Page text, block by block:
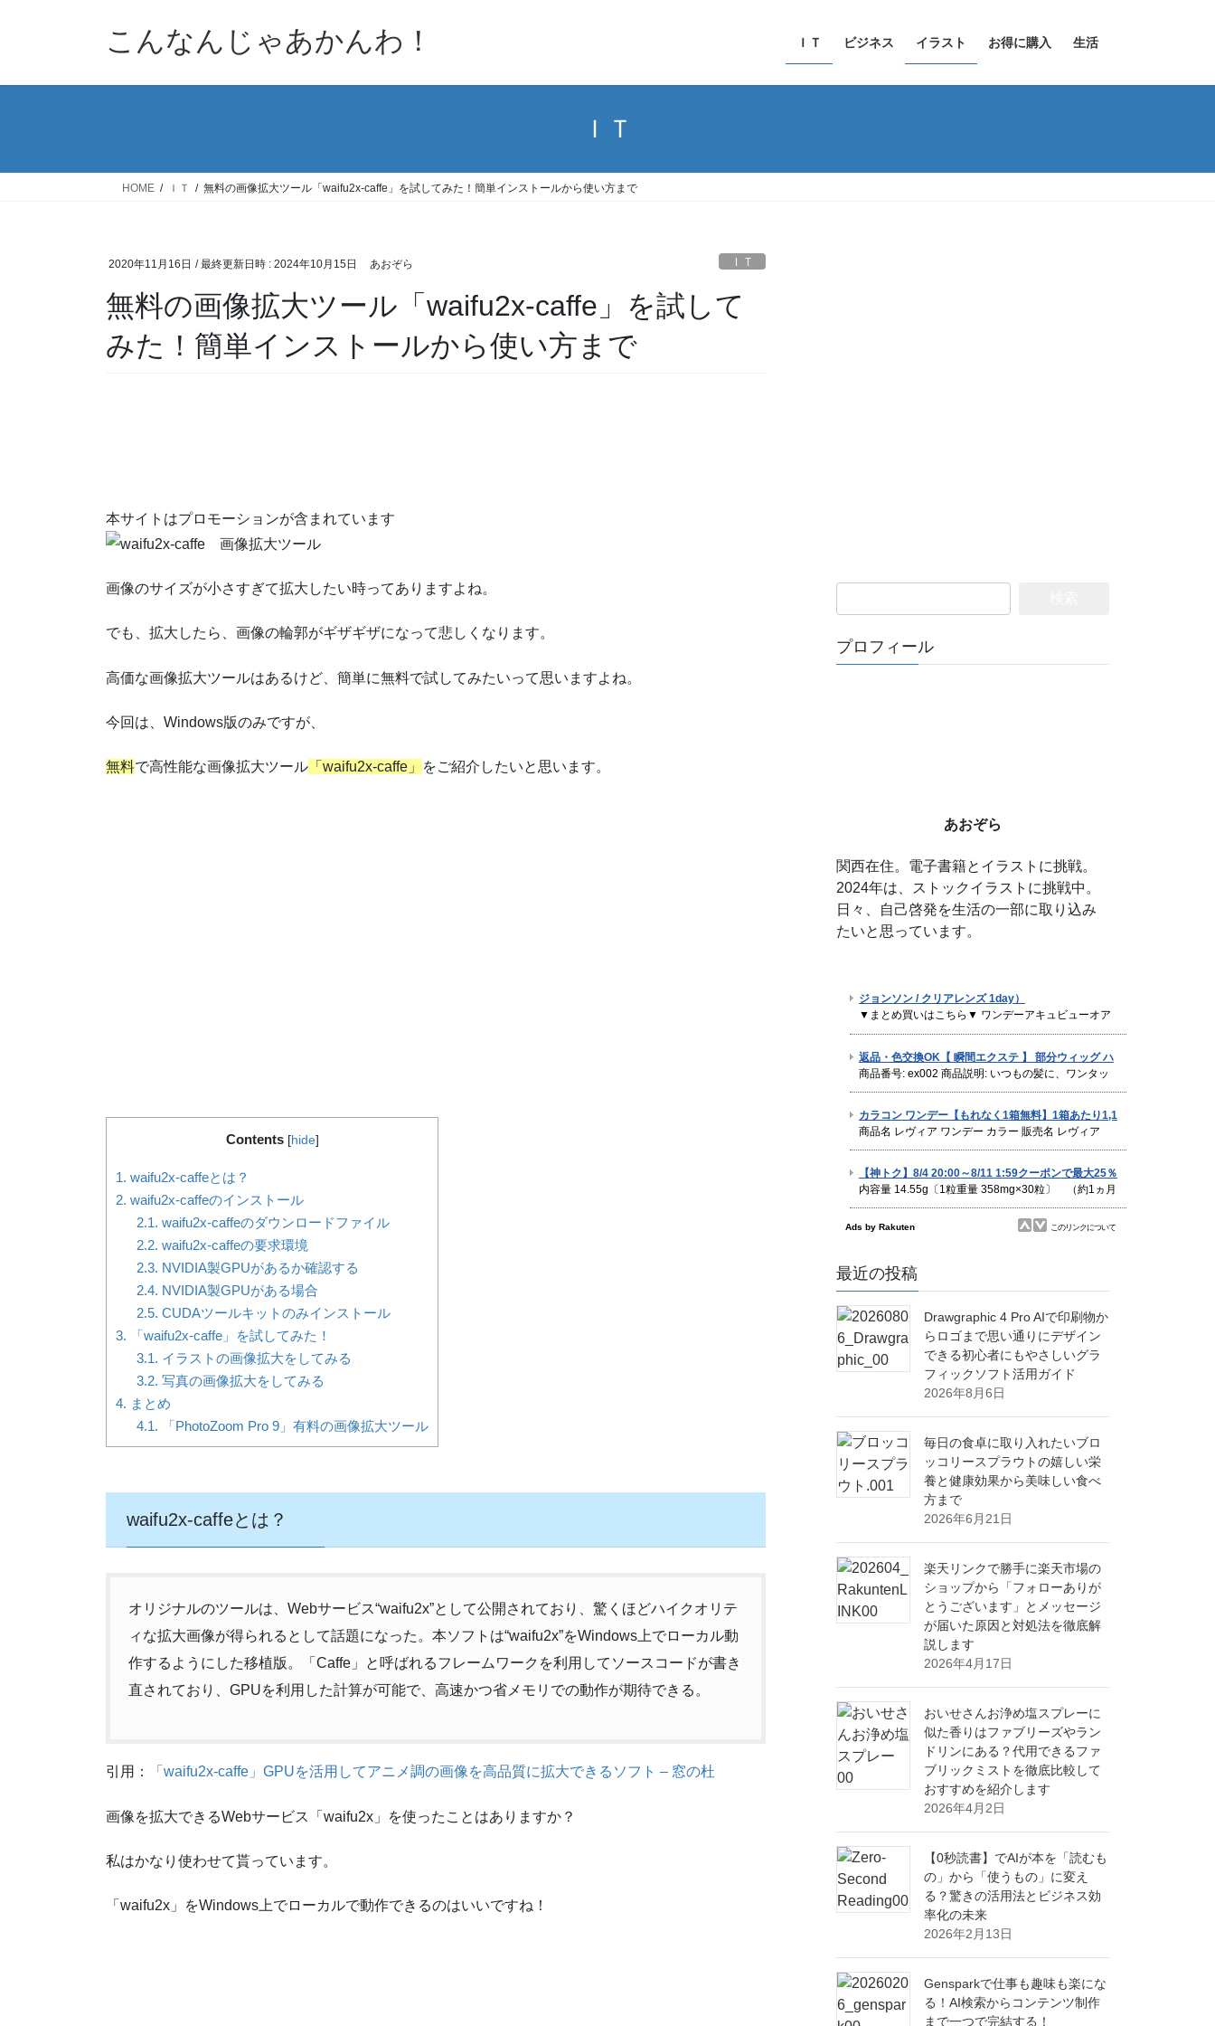
こんなんじゃあかんわ！ ＩＴ ビジネス イラスト お得に購入 生活
ＩＴ
HOME ＩＴ 無料の画像拡大ツール「waifu2x-caffe」を試してみた！簡単インストールから使い方まで
2020年11月16日 / 最終更新日時 : 2024年10月15日 あおぞら ＩＴ
無料の画像拡大ツール「waifu2x-caffe」を試して
みた！簡単インストールから使い方まで
本サイトはプロモーションが含まれています
画像のサイズが小さすぎて拡大したい時ってありますよね。
でも、拡大したら、画像の輪郭がギザギザになって悲しくなります。
高価な画像拡大ツールはあるけど、簡単に無料で試してみたいって思いますよね。
今回は、Windows版のみですが、
無料で高性能な画像拡大ツール 「waifu2x-caffe」 をご紹介したいと思います。
Contents [hide]
1. waifu2x-caffeとは？
2. waifu2x-caffeのインストール
2.1. waifu2x-caffeのダウンロードファイル
2.2. waifu2x-caffeの要求環境
2.3. NVIDIA製GPUがあるか確認する
2.4. NVIDIA製GPUがある場合
2.5. CUDAツールキットのみインストール
3. 「waifu2x-caffe」を試してみた！
3.1. イラストの画像拡大をしてみる
3.2. 写真の画像拡大をしてみる
4. まとめ
4.1. 「PhotoZoom Pro 9」有料の画像拡大ツール
waifu2x-caffeとは？
オリジナルのツールは、Webサービス“waifu2x”として公開されており、驚くほどハイクオリテ
ィな拡大画像が得られるとして話題になった。本ソフトは“waifu2x”をWindows上でローカル動
作するようにした移植版。「Caffe」と呼ばれるフレームワークを利用してソースコードが書き
直されており、GPUを利用した計算が可能で、高速かつ省メモリでの動作が期待できる。
引用： 「waifu2x-caffe」GPUを活用してアニメ調の画像を高品質に拡大できるソフト – 窓の杜
画像を拡大できるWebサービス「waifu2x」を使ったことはありますか？
私はかなり使わせて貰っています。
「waifu2x」をWindows上でローカルで動作できるのはいいですね！
索:
プロフィール
あおぞら
関西在住。電子書籍とイラストに挑戦。
2024年は、ストックイラストに挑戦中。
日々、自己啓発を生活の一部に取り込み
たいと思っています。
最近の投稿
Drawgraphic 4 Pro AIで印刷物か
らロゴまで思い通りにデザイン
できる初心者にもやさしいグラ
フィックソフト活用ガイド
2026年8月6日
毎日の食卓に取り入れたいブロ
ッコリースプラウトの嬉しい栄
養と健康効果から美味しい食べ
方まで
2026年6月21日
楽天リンクで勝手に楽天市場の
ショップから「フォローありが
とうございます」とメッセージ
が届いた原因と対処法を徹底解
説します
2026年4月17日
おいせさんお浄め塩スプレーに
似た香りはファブリーズやラン
ドリンにある？代用できるファ
ブリックミストを徹底比較して
おすすめを紹介します
2026年4月2日
【0秒読書】でAIが本を「読むも
の」から「使うもの」に変え
る？驚きの活用法とビジネス効
率化の未来
2026年2月13日
Gensparkで仕事も趣味も楽にな
る！AI検索からコンテンツ制作
まで一つで完結する！